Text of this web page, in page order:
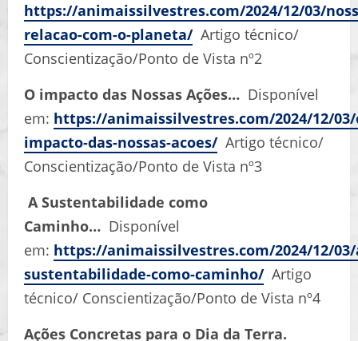
https://animaissilvestres.com/2024/12/03/
relacao-com-o-planeta/ Artigo técnico/
Conscientização/Ponto de Vista nº2
O impacto das Nossas Ações… Disponível
em: https://animaissilvestres.com/2024/12/
impacto-das-nossas-acoes/ Artigo técnico/
Conscientização/Ponto de Vista nº3
A Sustentabilidade como
Caminho… Disponível
em: https://animaissilvestres.com/2024/12/
sustentabilidade-como-caminho/ Artigo
técnico/ Conscientização/Ponto de Vista nº4
Ações Concretas para o Dia da Terra.